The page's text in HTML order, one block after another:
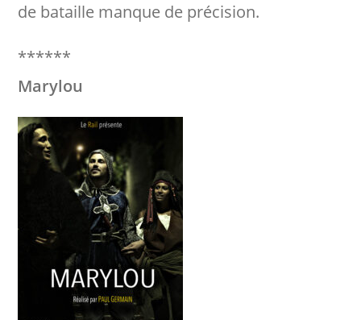
de bataille manque de précision.
******
Marylou